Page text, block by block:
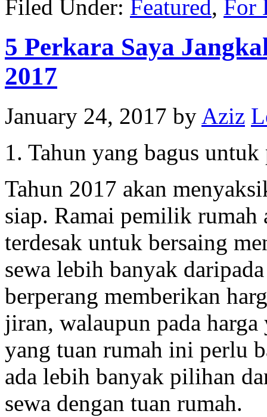
Filed Under: Featured, For
5 Perkara Saya
2017
January 24, 2017 by Aziz
1. Tahun yang bagus untuk
Tahun 2017 akan
siap. Ramai pemilik rumah
terdesak untuk bersaing
sewa lebih banyak
berperang memberikan
jiran, walaupun pada
yang tuan rumah ini perlu
ada lebih banyak pilihan
sewa dengan tuan rumah.